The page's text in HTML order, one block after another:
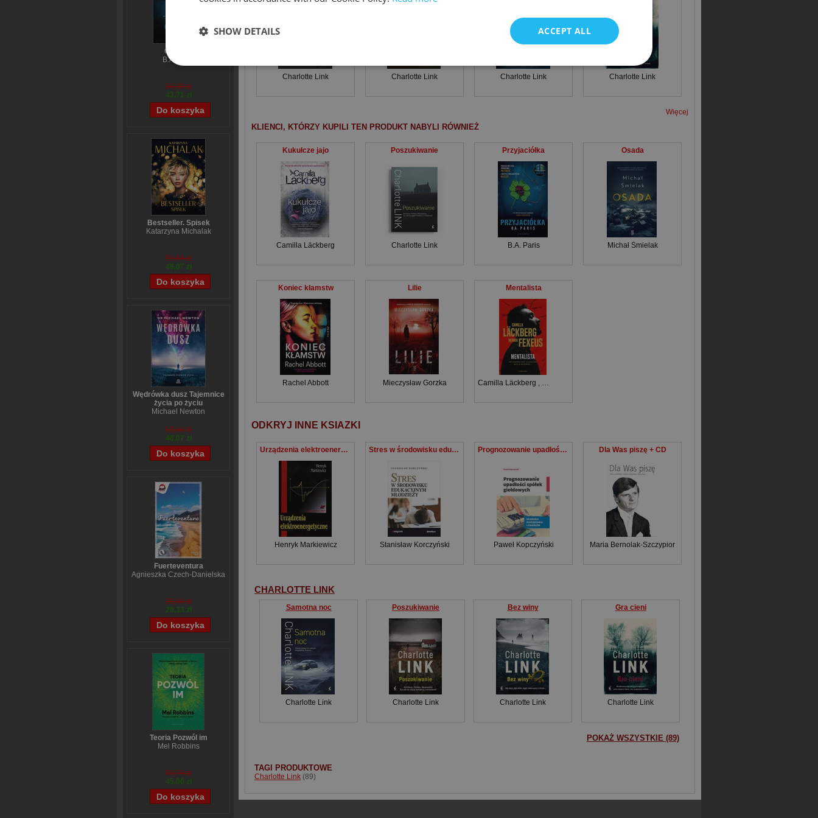
Obsesja
B.A. Paris
54,39 zł
43,71 zł
Bestseller. Spisek
Katarzyna Michalak
59,84 zł
48,07 zł
Wędrówka dusz Tajemnice
życia po życiu
Michael Newton
59,84 zł
48,07 zł
Fuerteventura
Agnieszka Czech-Danielska
38,44 zł
28,33 zł
Teoria Pozwól im
Mel Robbins
59,74 zł
45,06 zł
Charlotte Link Charlotte Link Charlotte Link Charlotte Link
Więcej
KLIENCI, KTÓRZY KUPILI TEN PRODUKT NABYLI RÓWNIEŻ
Kukułcze jajo
Camilla Läckberg
Poszukiwanie
Charlotte Link
Przyjaciółka
B.A. Paris
Osada
Michał Śmielak
Koniec kłamstw
Rachel Abbott
Lilie
Mieczysław Gorzka
Mentalista
Camilla Läckberg
ODKRYJ INNE KSIAZKI
Urządzenia elektroenergetyczne
Henryk Markiewicz
Stres w środowisku edukacyjnym młodzieży
Stanisław Korczyński
Prognozowanie upadłości spółek giełdowych
Paweł Kopczyński
Dla Was piszę + CD
Maria Bernolak-Szczypior
CHARLOTTE LINK
Samotna noc
Charlotte Link
Poszukiwanie
Charlotte Link
Bez winy
Charlotte Link
Gra cieni
Charlotte Link
POKAŻ WSZYSTKIE (89)
TAGI PRODUKTOWE
Charlotte Link (89)
ACCEPT ALL
SHOW DETAILS